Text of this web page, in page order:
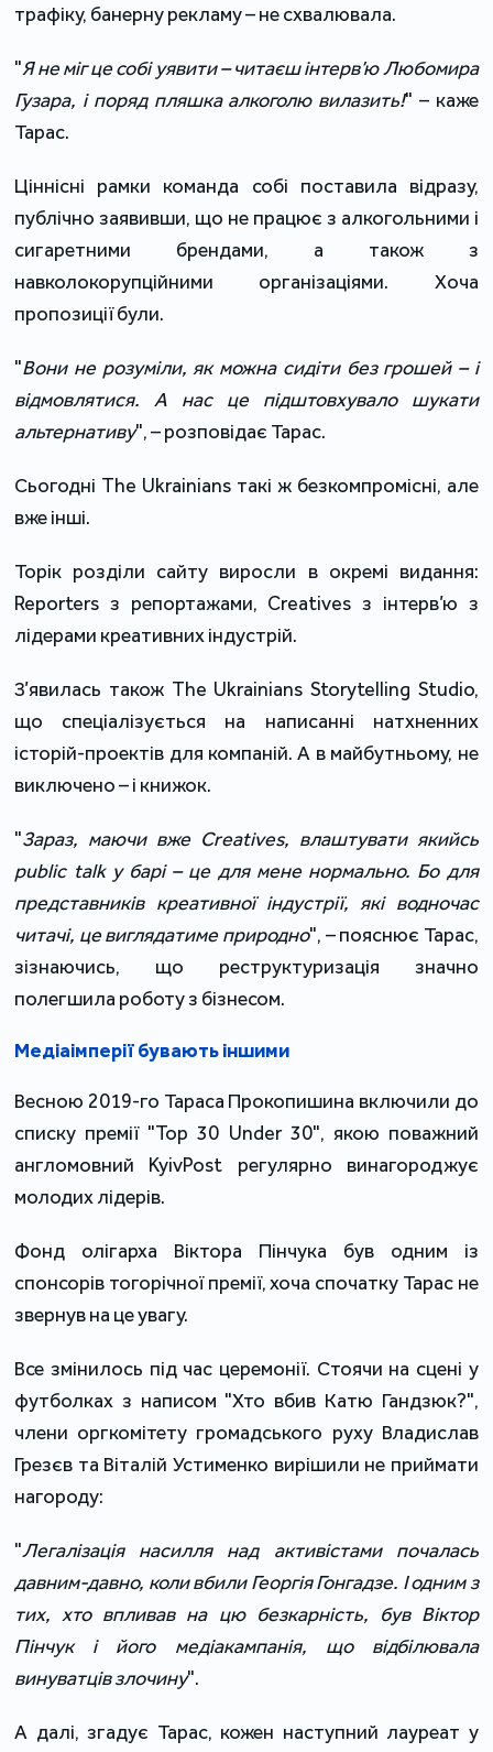
трафіку, банерну рекламу – не схвалювала.
"Я не міг це собі уявити – читаєш інтерв’ю Любомира
Гузара, і поряд пляшка алкоголю вилазить!" – каже
Тарас.
Ціннісні рамки команда собі поставила відразу,
публічно заявивши, що не працює з алкогольними і
сигаретними брендами, а також з
навколокорупційними організаціями. Хоча
пропозиції були.
"Вони не розуміли, як можна сидіти без грошей – і
відмовлятися. А нас це підштовхувало шукати
альтернативу", – розповідає Тарас.
Сьогодні The Ukrainians такі ж безкомпромісні, але
вже інші.
Торік розділи сайту виросли в окремі видання:
Reporters з репортажами, Creatives з інтерв’ю з
лідерами креативних індустрій.
З’явилась також The Ukrainians Storytelling Studio,
що спеціалізується на написанні натхненних
історій-проектів для компаній. А в майбутньому, не
виключено – і книжок.
"Зараз, маючи вже Creatives, влаштувати якийсь
public talk у барі – це для мене нормально. Бо для
представників креативної індустрії, які водночас
читачі, це виглядатиме природно", – пояснює Тарас,
зізнаючись, що реструктуризація значно
полегшила роботу з бізнесом.
Медіаімперії бувають іншими
Весною 2019-го Тараса Прокопишина включили до
списку премії "Top 30 Under 30", якою поважний
англомовний KyivPost регулярно винагороджує
молодих лідерів.
Фонд олігарха Віктора Пінчука був одним із
спонсорів тогорічної премії, хоча спочатку Тарас не
звернув на це увагу.
Все змінилось під час церемонії. Стоячи на сцені у
футболках з написом "Хто вбив Катю Гандзюк?",
члени оргкомітету громадського руху Владислав
Грезєв та Віталій Устименко вирішили не приймати
нагороду:
"Легалізація насилля над активістами почалась
давним-давно, коли вбили Георгія Гонгадзе. І одним з
тих, хто впливав на цю безкарність, був Віктор
Пінчук і його медіакампанія, що відбілювала
винуватців злочину".
А далі, згадує Тарас, кожен наступний лауреат у